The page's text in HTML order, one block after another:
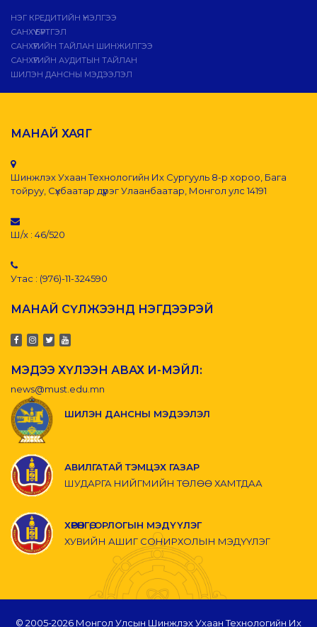
НЭГ КРЕДИТИЙН ҮНЭЛГЭЭ
САНХҮҮ БҮРТГЭЛ
САНХҮҮГИЙН ТАЙЛАН ШИНЖИЛГЭЭ
САНХҮҮГИЙН АУДИТЫН ТАЙЛАН
ШИЛЭН ДАНСНЫ МЭДЭЭЛЭЛ
МАНАЙ ХАЯГ
Шинжлэх Ухаан Технологийн Их Сургууль 8-р хороо, Бага
тойруу, Сүхбаатар дүүрэг Улаанбаатар, Монгол улс 14191
Ш/х : 46/520
Утас : (976)-11-324590
МАНАЙ СҮЛЖЭЭНД НЭГДЭЭРЭЙ
МЭДЭЭ ХҮЛЭЭН АВАХ И-МЭЙЛ:
news@must.edu.mn
ШИЛЭН ДАНСНЫ МЭДЭЭЛЭЛ
АВИЛГАТАЙ ТЭМЦЭХ ГАЗАР
ШУДАРГА НИЙГМИЙН ТӨЛӨӨ ХАМТДАА
ХӨРӨНГӨ, ОРЛОГЫН МЭДҮҮЛЭГ
ХУВИЙН АШИГ СОНИРХОЛЫН МЭДҮҮЛЭГ
© 2005-2026 Монгол Улсын Шинжлэх Ухаан Технологийн Их